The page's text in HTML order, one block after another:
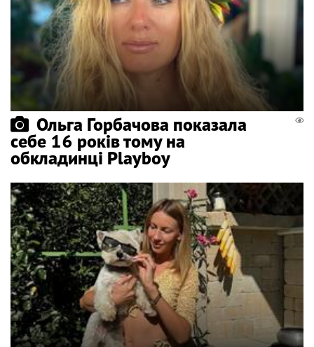
Ольга Горбачова показала
себе 16 років тому на
обкладинці Playboy